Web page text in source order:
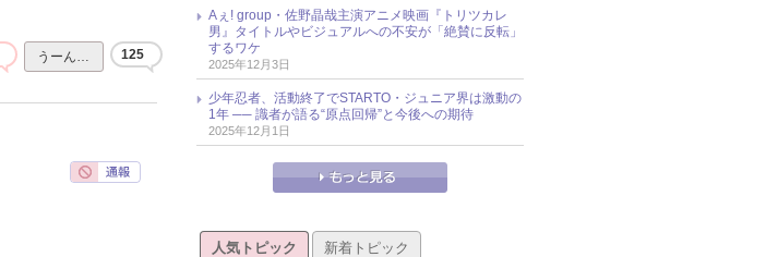
うーん… 125
Aぇ! group・佐野晶哉主演アニメ映画『トリツカレ
男』タイトルやビジュアルへの不安が「絶賛に反転」
するワケ
2025年12月3日
少年忍者、活動終了でSTARTO・ジュニア界は激動の
1年 ── 識者が語る“原点回帰”と今後への期待
2025年12月1日
人気トピック 新着トピック